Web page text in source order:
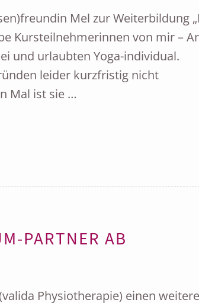
Mel zur Weiterbildung
Kursteilnehmerinnen von mir –
und urlaubten Yoga-individual.
leider kurzfristig nicht
Mal ist sie …
PARTNER AB
Physiotherapie) einen